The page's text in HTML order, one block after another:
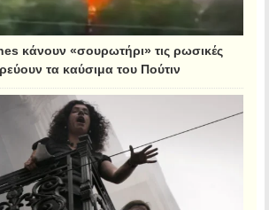
κάνουν «σουρωτήρι» τις ρωσικές
τα καύσιμα του Πούτιν